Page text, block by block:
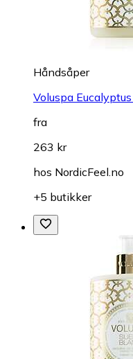
Håndsåper
Voluspa
fra
263 kr
hos NordicFeel.no
+5 butikker